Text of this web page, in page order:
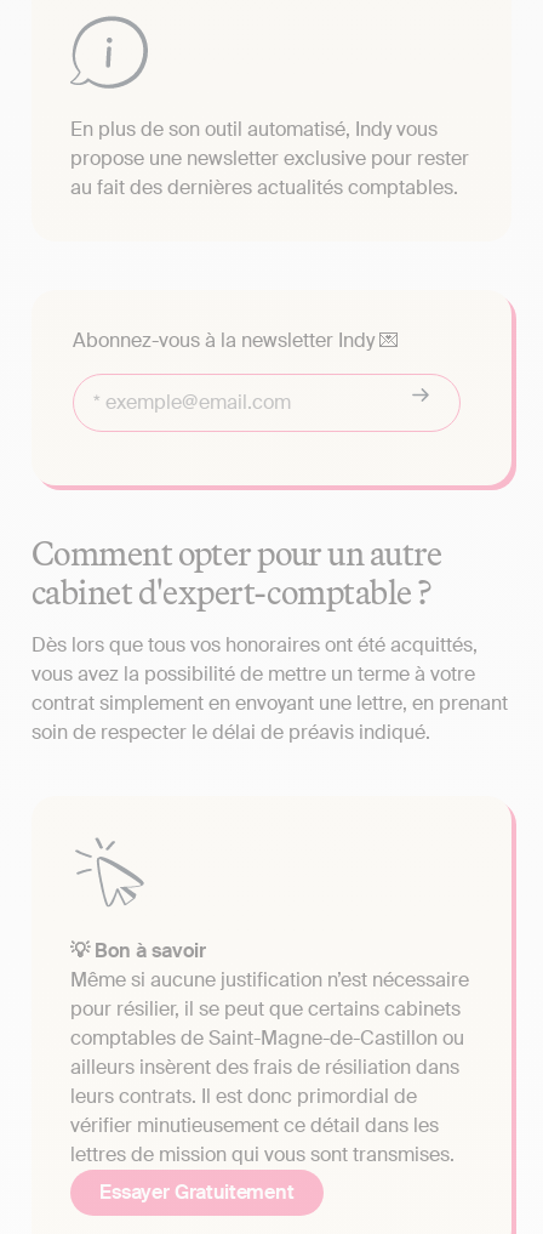
En plus de son outil automatisé, Indy vous
propose une newsletter exclusive pour rester
au fait des dernières actualités comptables.
Abonnez-vous à la newsletter Indy 💌
Comment opter pour un autre
cabinet d'expert-comptable ?
Dès lors que tous vos honoraires ont été acquittés,
vous avez la possibilité de mettre un terme à votre
contrat simplement en envoyant une lettre, en prenant
soin de respecter le délai de préavis indiqué.
💡 Bon à savoir
Même si aucune justification n’est nécessaire
pour résilier, il se peut que certains cabinets
comptables de Saint-Magne-de-Castillon ou
ailleurs insèrent des frais de résiliation dans
leurs contrats. Il est donc primordial de
vérifier minutieusement ce détail dans les
lettres de mission qui vous sont transmises.
Essayer Gratuitement